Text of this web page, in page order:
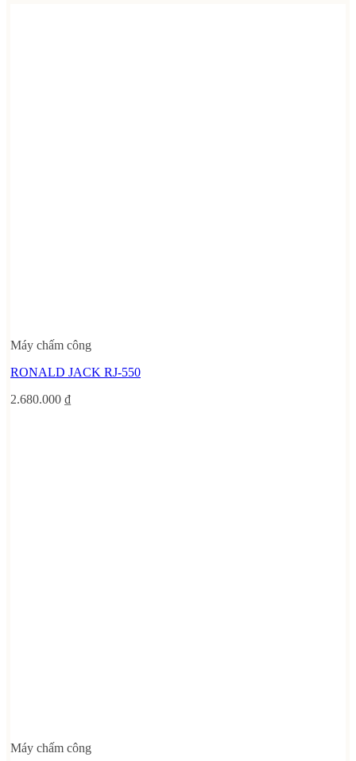
Máy chấm công
RONALD JACK RJ-550
2.680.000 ₫
Máy chấm công